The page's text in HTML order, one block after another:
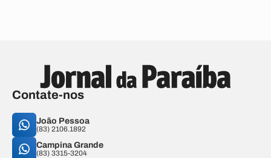
Contate-nos
João Pessoa
(83) 2106.1892
Campina Grande
(83) 3315-3204